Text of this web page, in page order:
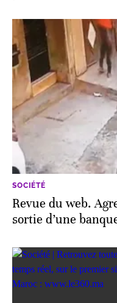
SOCIÉTÉ
Revue du web.
sortie d’une